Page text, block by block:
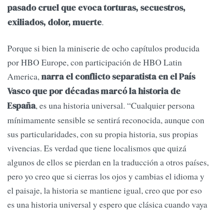
pasado cruel que evoca torturas, secuestros,
exiliados, dolor, muerte.
Porque si bien la miniserie de ocho capítulos producida
por HBO Europe, con participación de HBO Latin
America,narra el conflicto separatista en el País
Vasco que por décadas marcó la historia de
España, es una historia universal. “Cualquier persona
mínimamente sensible se sentirá reconocida, aunque con
sus particularidades, con su propia historia, sus propias
vivencias. Es verdad que tiene localismos que quizá
algunos de ellos se pierdan en la traducción a otros países,
pero yo creo que si cierras los ojos y cambias el idioma y
el paisaje, la historia se mantiene igual, creo que por eso
es una historia universal y espero que clásica cuando vaya